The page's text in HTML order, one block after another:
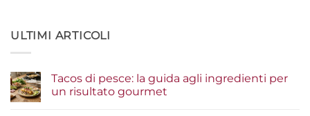
ULTIMI ARTICOLI
Tacos di pesce: la guida agli ingredienti per
un risultato gourmet